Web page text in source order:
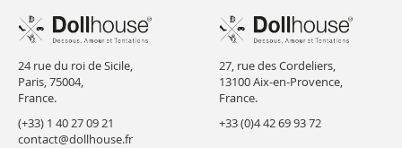
24 rue du roi de Sicile,
Paris, 75004,
France.
(+33) 1 40 27 09 21
contact@dollhouse.fr
27, rue des Cordeliers,
13100 Aix-en-Provence,
France.
+33 (0)4 42 69 93 72